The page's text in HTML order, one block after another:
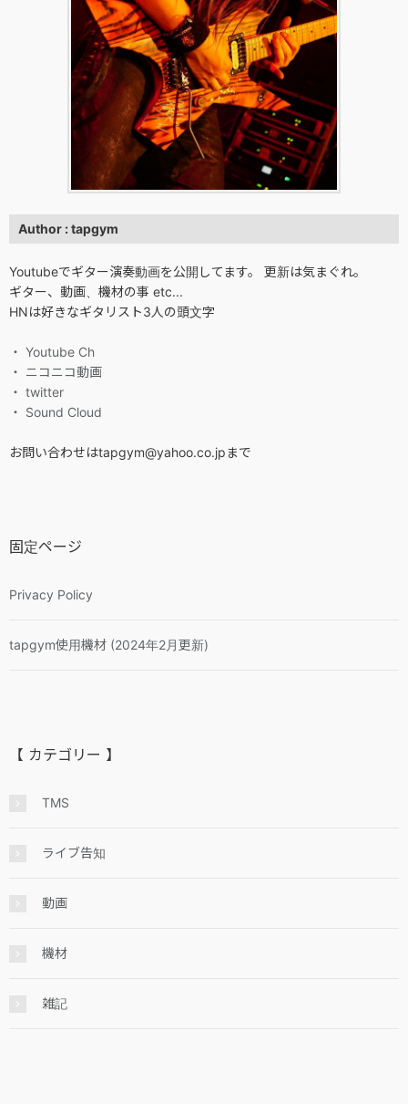
Author : tapgym
Youtubeでギター演奏動画を公開してます。 更新は気まぐれ。
ギター、動画、機材の事 etc...
HNは好きなギタリスト3人の頭文字
・ Youtube Ch
・ ニコニコ動画
・ twitter
・ Sound Cloud
お問い合わせはtapgym@yahoo.co.jpまで
固定ページ
Privacy Policy
tapgym使用機材 (2024年2月更新)
【 カテゴリー 】
TMS
ライブ告知
動画
機材
雑記